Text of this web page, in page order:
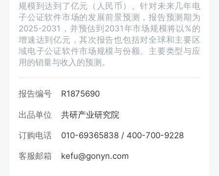
规模到达到了亿元（人民币）。针对未来几年电
子公证软件市场的发展前景预测，报告预测期为
2025-2031，并预估到2031年市场规模将以%的
增速达到亿元，其次报告也包括对全球和主要区
域电子公证软件市场规模与份额、主要类型与应
用的销量与收入的预测。
报告编号 R1875690
出品单位 共研产业研究院
订购电话 010-69365838 / 400-700-9228
客服邮箱 kefu@gonyn.com